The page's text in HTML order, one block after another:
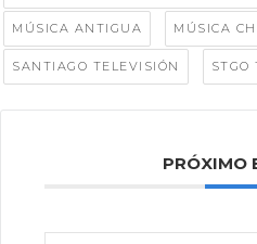
MÚSICA ANTIGUA MÚSICA
SANTIAGO TELEVISIÓN STGO
PRÓXIMO